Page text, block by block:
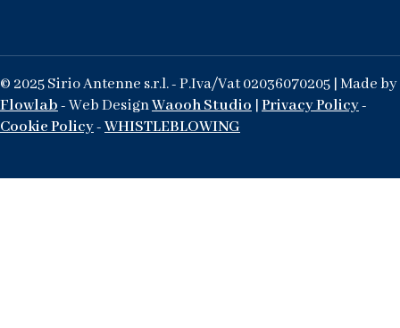
© 2025 Sirio Antenne s.r.l. - P.Iva/Vat 02036070205 | Made by
Flowlab- Web DesignWaooh Studio Privacy Policy-
Cookie Policy-WHISTLEBLOWING